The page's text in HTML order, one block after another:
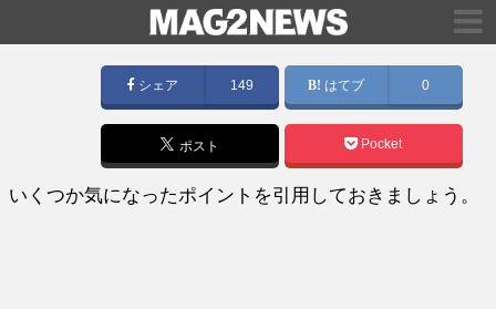
シェア 149 はてブ 0
ポスト Pocket
いくつか気になったポイントを引用しておきましょう。